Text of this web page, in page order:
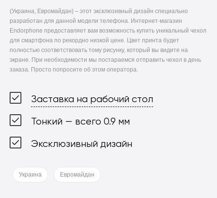
(Украина, Евромайдан) – этот эксклюзивный дизайн специально
разработан для данной модели телефона. Интернет-магазин
Endorphone предоставляет вам возможность купить уникальный чехол
для смартфона по рекордно низкой цене. Цвет принта будет
полностью соответствовать тому рисунку, который вы видите на
экране. При необходимости мы постараемся отправить чехол в день
заказа. Просто попросите об этом оператора.
Заставка на рабочий стол
Тонкий — всего 0.9 мм
Эксклюзивный дизайн
Украина Евромайдан